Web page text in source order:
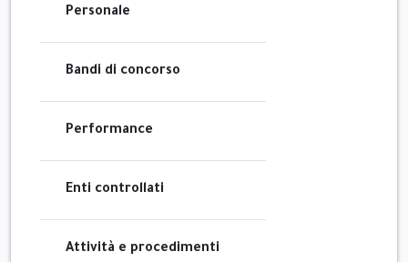
Personale
Bandi di concorso
Performance
Enti controllati
Attività e procedimenti